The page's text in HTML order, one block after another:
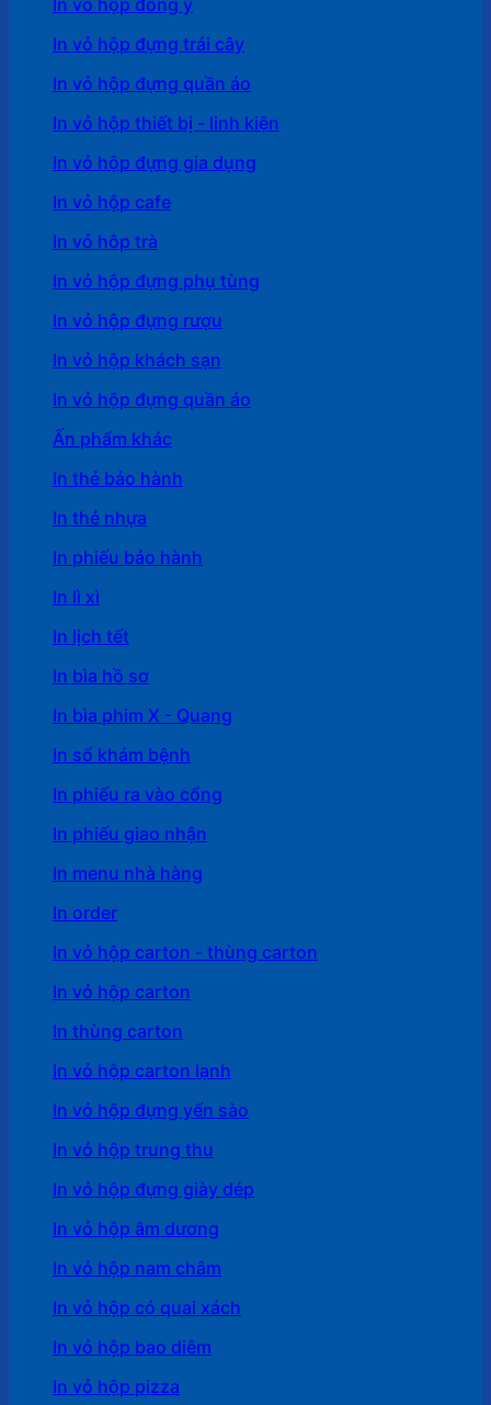
In vỏ hộp đựng trái cây
In vỏ hộp đựng quần áo
In vỏ hộp thiết bị - linh kiện
In vỏ hộp đựng gia dụng
In vỏ hộp cafe
In vỏ hôp trà
In vỏ hộp đựng phụ tùng
In vỏ hộp đựng rượu
In vỏ hộp khách sạn
In vỏ hộp đựng quần áo
Ấn phẩm khác
In thẻ bảo hành
In thẻ nhựa
In phiếu bảo hành
In lì xì
In lịch tết
In bìa hồ sơ
In bìa phim X - Quang
In sổ khám bệnh
In phiếu ra vào cổng
In phiếu giao nhận
In menu nhà hàng
In order
In vỏ hộp carton - thùng carton
In vỏ hộp carton
In thùng carton
In vỏ hộp carton lạnh
In vỏ hộp đựng yến sào
In vỏ hộp trung thu
In vỏ hộp đựng giày dép
In vỏ hộp âm dương
In vỏ hộp nam châm
In vỏ hộp có quai xách
In vỏ hộp bao diêm
In vỏ hộp pizza